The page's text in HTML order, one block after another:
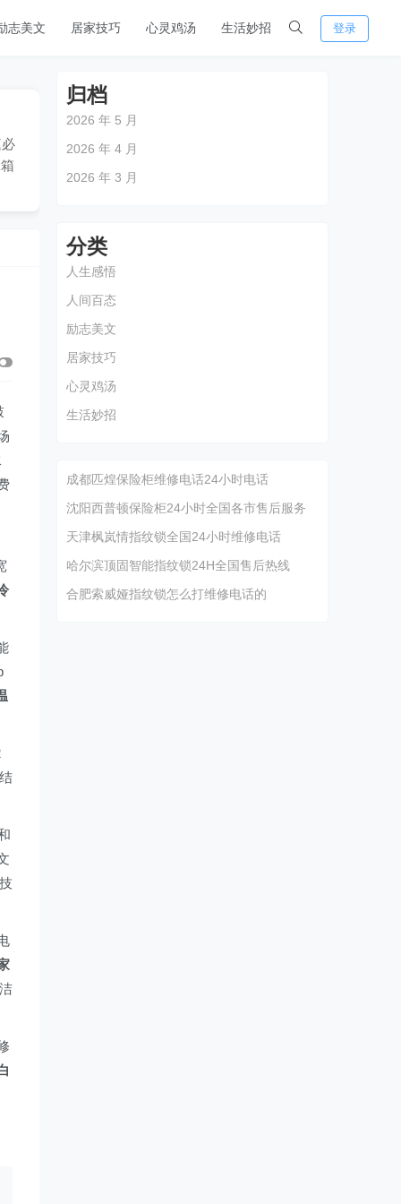
志美文 居家技巧 心灵鸡汤 生活妙招 登录
归档
2026 年 5 月
2026 年 4 月
2026 年 3 月
分类
人生感悟
人间百态
励志美文
居家技巧
心灵鸡汤
生活妙招
成都匹煌保险柜维修电话24小时电话
沈阳西普顿保险柜24小时全国各市售后服务
天津枫岚情指纹锁全国24小时维修电话
哈尔滨顶固智能指纹锁24H全国售后热线
合肥索威娅指纹锁怎么打维修电话的